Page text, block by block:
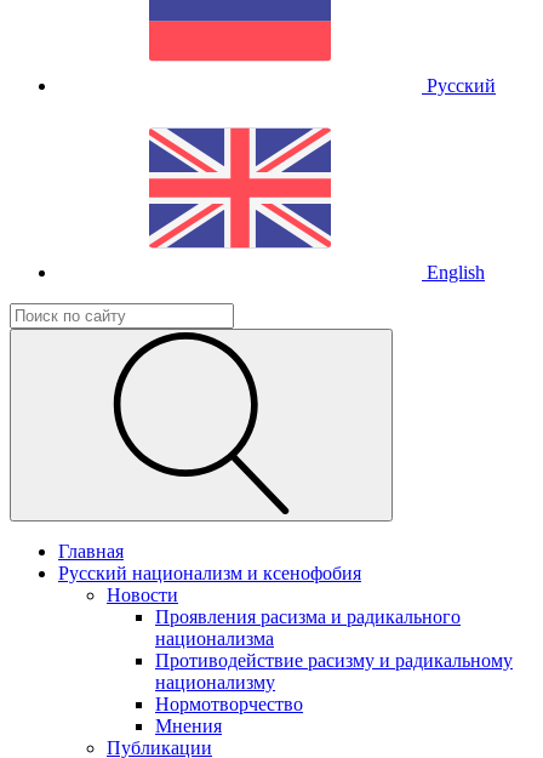
Русский
English
Главная
Русский национализм и ксенофобия
Новости
Проявления расизма и радикального
национализма
Противодействие расизму и радикальному
национализму
Нормотворчество
Мнения
Публикации